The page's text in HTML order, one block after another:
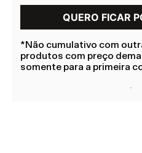
*Não cumulativo com
produtos com preço
somente para a primeira